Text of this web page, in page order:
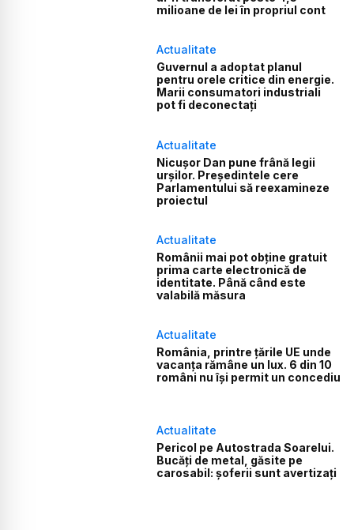
milioane de lei în propriul cont
Actualitate
Guvernul a adoptat planul
pentru orele critice din energie.
Marii consumatori industriali
pot fi deconectați
Actualitate
Nicușor Dan pune frână legii
urșilor. Președintele cere
Parlamentului să reexamineze
proiectul
Actualitate
Românii mai pot obține gratuit
prima carte electronică de
identitate. Până când este
valabilă măsura
Actualitate
România, printre țările UE unde
vacanța rămâne un lux. 6 din 10
români nu își permit un concediu
Actualitate
Pericol pe Autostrada Soarelui.
Bucăți de metal, găsite pe
carosabil: șoferii sunt avertizați